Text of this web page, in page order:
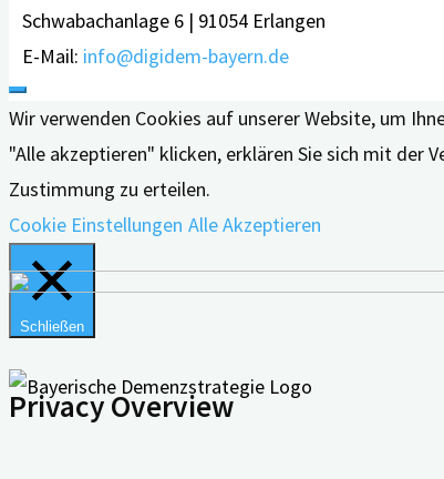
Schwabachanlage 6 | 91054 Erlangen
E-Mail: info@digidem-bayern.de
Wir verwenden Cookies auf unserer Website, um
"Alle akzeptieren" klicken, erklären Sie sich mit der
Zustimmung zu erteilen.
Cookie Einstellungen Alle Akzeptieren
Schließen
Privacy Overview